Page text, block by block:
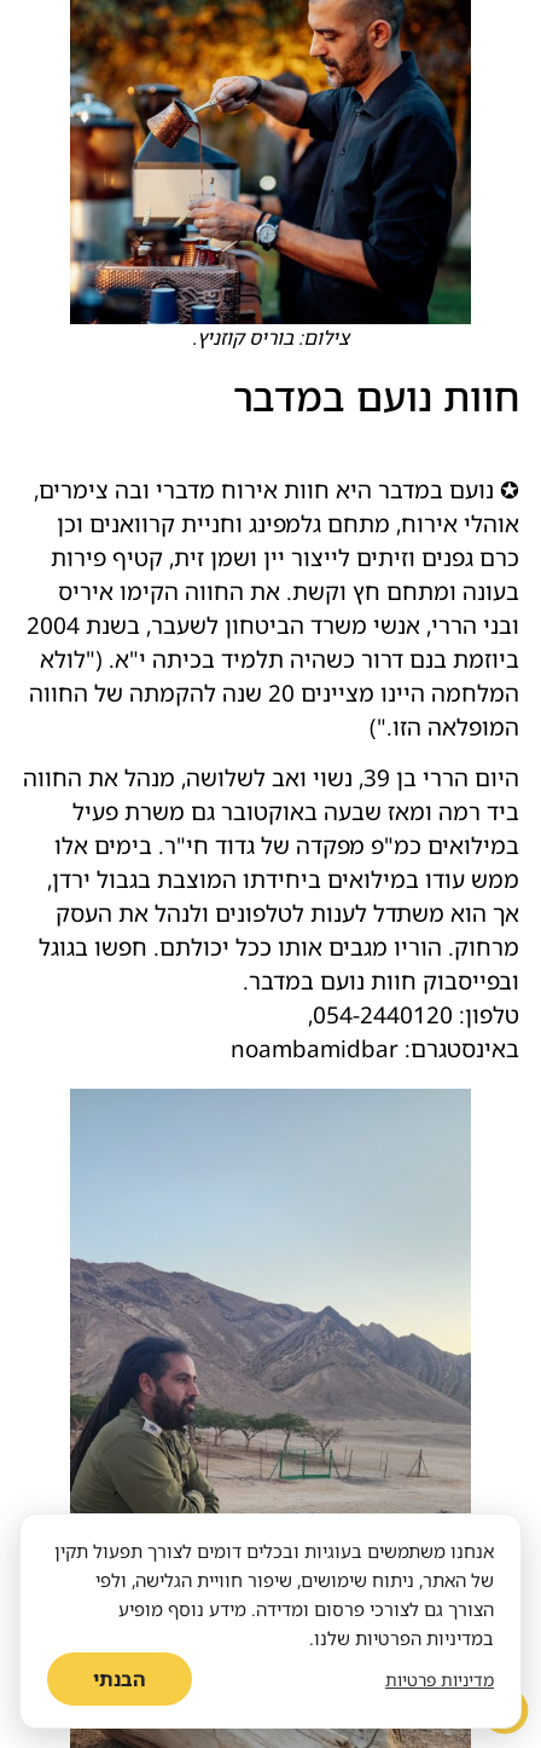
צילום: בוריס קוזניץ.
חוות נועם במדבר
✪ נועם במדבר היא חוות אירוח מדברי ובה צימרים,
אוהלי אירוח, מתחם גלמפינג וחניית קרוואנים וכן
כרם גפנים וזיתים לייצור יין ושמן זית, קטיף פירות
בעונה ומתחם חץ וקשת. את החווה הקימו איריס
ובני הררי, אנשי משרד הביטחון לשעבר, בשנת 2004
ביוזמת בנם דרור כשהיה תלמיד בכיתה י"א. ("לולא
המלחמה היינו מציינים 20 שנה להקמתה של החווה
המופלאה הזו.")
היום הררי בן 39, נשוי ואב לשלושה, מנהל את החווה
ביד רמה ומאז שבעה באוקטובר גם משרת פעיל
במילואים כמ"פ מפקדה של גדוד חי"ר. בימים אלו
ממש עודו במילואים ביחידתו המוצבת בגבול ירדן,
אך הוא משתדל לענות לטלפונים ולנהל את העסק
מרחוק. הוריו מגבים אותו ככל יכולתם. חפשו בגוגל
ובפייסבוק חוות נועם במדבר.
טלפון: 054-2440120,
באינסטגרם: noambamidbar
אנחנו משתמשים בעוגיות ובכלים דומים לצורך תפעול תקין
של האתר, ניתוח שימושים, שיפור חוויית הגלישה, ולפי
הצורך גם לצורכי פרסום ומדידה. מידע נוסף מופיע
במדיניות הפרטיות שלנו.
מדיניות פרטיות הבנתי